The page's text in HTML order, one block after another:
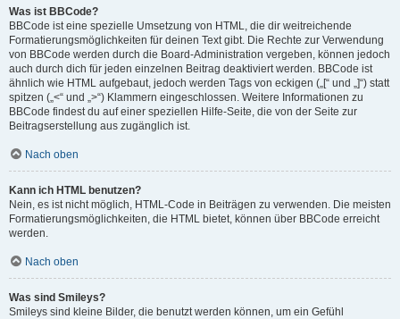
Was ist BBCode?
BBCode ist eine spezielle Umsetzung von HTML, die dir weitreichende
Formatierungsmöglichkeiten für deinen Text gibt. Die Rechte zur Verwendung
von BBCode werden durch die Board-Administration vergeben, können jedoch
auch durch dich für jeden einzelnen Beitrag deaktiviert werden. BBCode ist
ähnlich wie HTML aufgebaut, jedoch werden Tags von eckigen („[“ und „]“) statt
spitzen („<“ und „>“) Klammern eingeschlossen. Weitere Informationen zu
BBCode findest du auf einer speziellen Hilfe-Seite, die von der Seite zur
Beitragserstellung aus zugänglich ist.
Nach oben
Kann ich HTML benutzen?
Nein, es ist nicht möglich, HTML-Code in Beiträgen zu verwenden. Die meisten
Formatierungsmöglichkeiten, die HTML bietet, können über BBCode erreicht
werden.
Nach oben
Was sind Smileys?
Smileys sind kleine Bilder, die benutzt werden können, um ein Gefühl